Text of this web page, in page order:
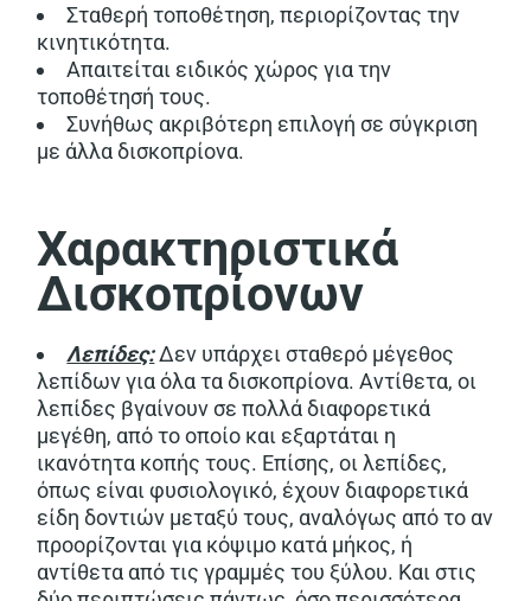
Σταθερή τοποθέτηση, περιορίζοντας την
κινητικότητα.
Απαιτείται ειδικός χώρος για την
τοποθέτησή τους.
Συνήθως ακριβότερη επιλογή σε σύγκριση
με άλλα δισκοπρίονα.
Χαρακτηριστικά
Δισκοπρίονων
Λεπίδες:Δεν υπάρχει σταθερό μέγεθος
λεπίδων για όλα τα δισκοπρίονα. Αντίθετα, οι
λεπίδες βγαίνουν σε πολλά διαφορετικά
μεγέθη, από το οποίο και εξαρτάται η
ικανότητα κοπής τους. Επίσης, οι λεπίδες,
όπως είναι φυσιολογικό, έχουν διαφορετικά
είδη δοντιών μεταξύ τους, αναλόγως από το αν
προορίζονται για κόψιμο κατά μήκος, ή
αντίθετα από τις γραμμές του ξύλου. Και στις